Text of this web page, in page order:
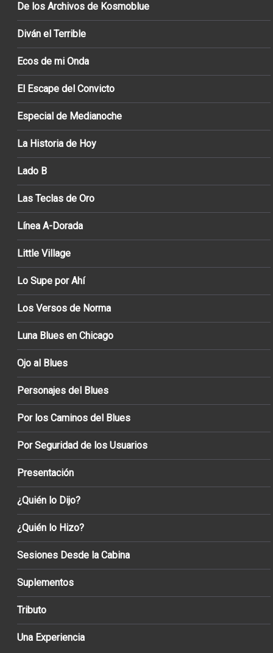
De los Archivos de Kosmoblue
Diván el Terrible
Ecos de mi Onda
El Escape del Convicto
Especial de Medianoche
La Historia de Hoy
Lado B
Las Teclas de Oro
Línea A-Dorada
Little Village
Lo Supe por Ahí
Los Versos de Norma
Luna Blues en Chicago
Ojo al Blues
Personajes del Blues
Por los Caminos del Blues
Por Seguridad de los Usuarios
Presentación
¿Quién lo Dijo?
¿Quién lo Hizo?
Sesiones Desde la Cabina
Suplementos
Tributo
Una Experiencia